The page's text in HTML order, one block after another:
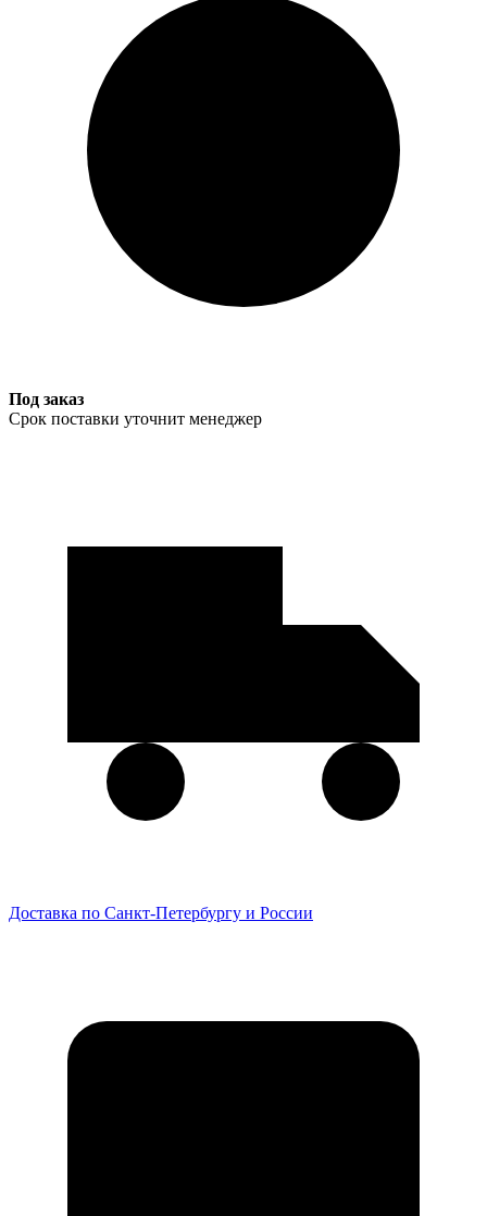
Под заказ
Срок поставки уточнит менеджер
Доставка по Санкт-Петербургу и России